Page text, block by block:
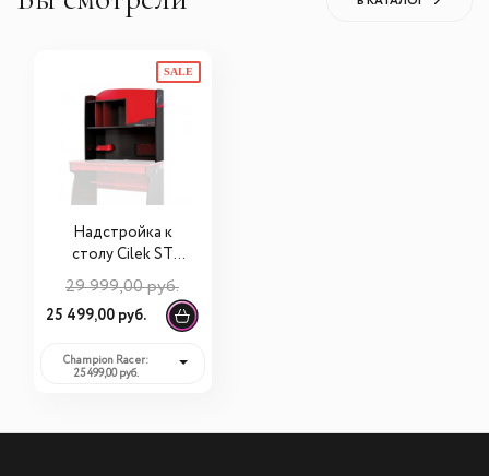
SALE
Надстройка к
столу Cilek ST
Champion Racer
20.35.1106.00
29 999,00 руб.
25 499,00 руб.
Champion Racer:
25 499,00 руб.